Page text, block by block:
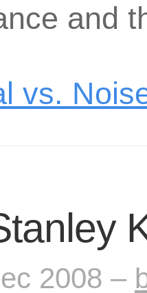
and
vs.
2008 –